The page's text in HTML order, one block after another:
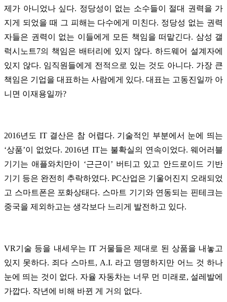
제가 아니었나 싶다. 정당성이 없는 소수들이 절대 권력을 가
지게 되었을 때 그 피해는 다수에게 미친다. 정당성 없는 권력
자들은 권력이 없는 이들에게 모든 책임을 떠맡긴다. 삼성 갤
럭시노트7의 책임은 배터리에 있지 않다. 하드웨어 설계자에
있지 않다. 임직원들에게 전적으로 있는 것도 아니다. 가장 큰
책임은 기업을 대표하는 사람에게 있다. 대표는 고동진일까 아
니면 이재용일까?
2016년도 IT 결산은 참 어렵다. 기술적인 부분에서 눈에 띄는
‘상품’이 없었다. 2016년 IT는 불확실의 연속이었다. 웨어러블
기기는 애플와치만이 ‘근근이’ 버티고 있고 안드로이드 기반
기기 등은 완전히 추락하였다. PC산업은 기울어진지 오래되었
고 스마트폰은 포화상태다. 스마트 기기와 연동되는 핀테크는
중국을 제외하고는 생각보다 느리게 발전하고 있다.
VR기술 등을 내세우는 IT 거물들은 제대로 된 상품을 내놓고
있지 못하다. 죄다 스마트, A.I. 라고 명명하지만 어느 것 하나
눈에 띄는 것이 없다. 자율 자동차는 너무 먼 미래로, 설레발에
가깝다. 작년에 비해 바뀐 게 거의 없다.